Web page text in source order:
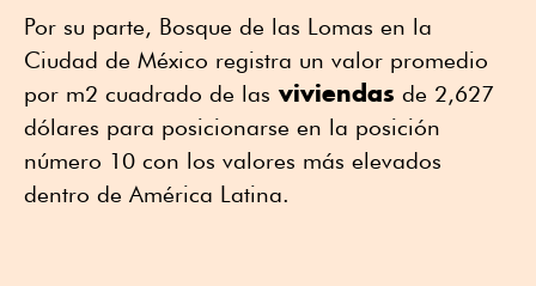
Por su parte, Bosque de las Lomas en la
Ciudad de México registra un valor promedio
por m2 cuadrado de las viviendas de 2,627
dólares para posicionarse en la posición
número 10 con los valores más elevados
dentro de América Latina.